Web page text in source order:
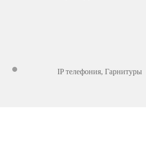
IP телефония, Гарнитуры